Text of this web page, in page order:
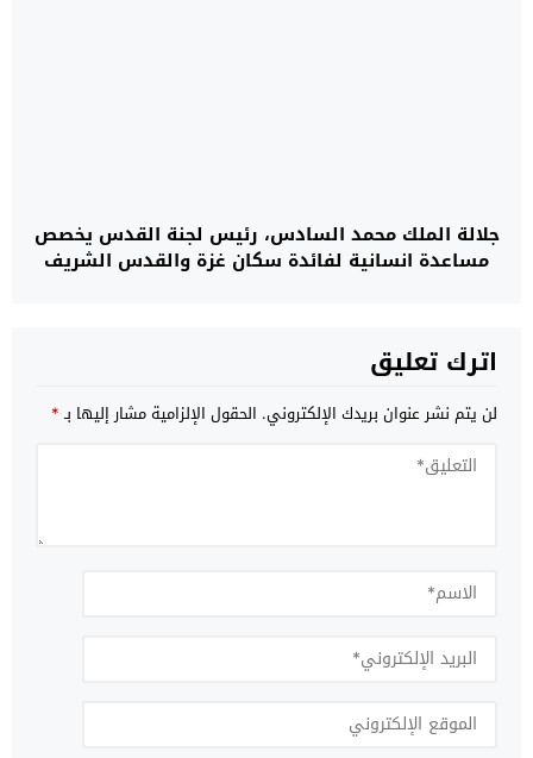
جلالة الملك محمد السادس، رئيس لجنة القدس يخصص
مساعدة انسانية لفائدة سكان غزة والقدس الشريف
اترك تعليق
لن يتم نشر عنوان بريدك الإلكتروني. الحقول الإلزامية مشار إليها بـ*